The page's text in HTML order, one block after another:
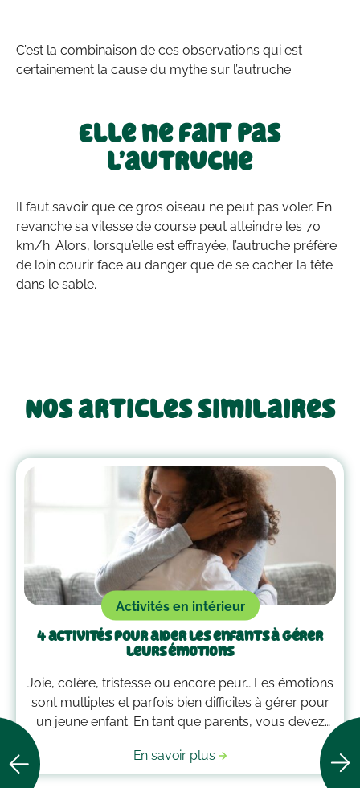
C’est la combinaison de ces observations qui est
certainement la cause du mythe sur l’autruche.
Elle ne fait pas
l’autruche
Il faut savoir que ce gros oiseau ne peut pas voler. En
revanche sa vitesse de course peut atteindre les 70
km/h. Alors, lorsqu’elle est effrayée, l’autruche préfère
de loin courir face au danger que de se cacher la tête
dans le sable.
Nos articles similaires
Activités en intérieur
4 activités pour aider les enfants à gérer
leurs émotions
Joie, colère, tristesse ou encore peur… Les émotions
sont multiples et parfois bien difficiles à gérer pour
un jeune enfant. En tant que parents, vous devez
alors faire preuve de compréhension et avoir parfois
plus d’un tour dans votre sac pour les
accompagner. Voici quelques outils qui peuvent
En savoir plus